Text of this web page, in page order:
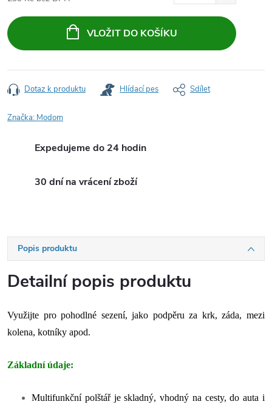
cena:
VLOŽIT DO KOŠÍKU
Dotaz k produktu Hlídací pes Sdílet
Značka: Modom
Expedujeme do 24 hodin
30 dní na vrácení zboží
Popis produktu
Detailní popis produktu
Využijte pro pohodlné sezení, jako podpěru za krk, záda, mezi
kolena, kotníky apod.
Základní údaje:
Multifunkční polštář je skladný, vhodný na cesty, do auta i